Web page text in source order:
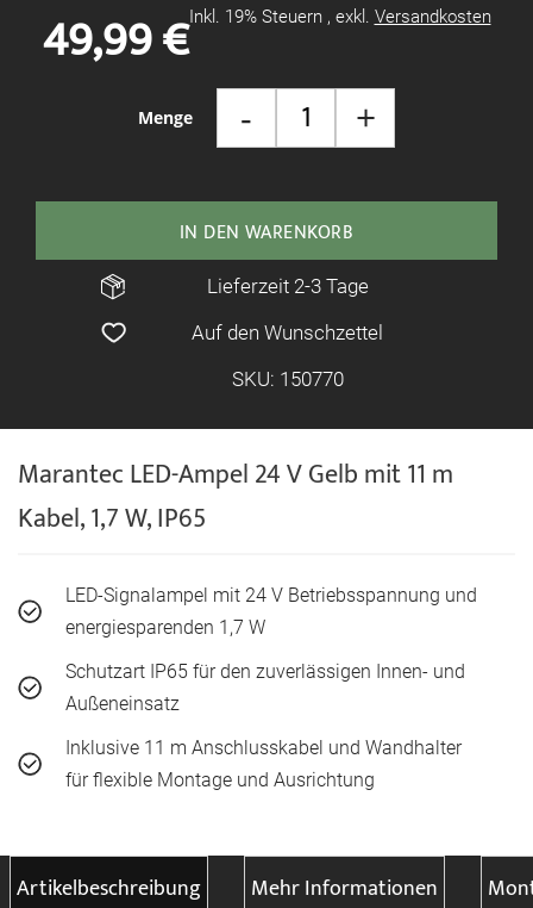
Marantec LED-Ampel 24 V Gelb mit 11 m
Kabel, 1,7 W, IP65
Menge - +
49,99 €Inkl. 19% Steuern , exkl. Versandkosten
IN DEN WARENKORB
Lieferzeit 2-3 Tage
Auf den Wunschzettel
SKU: 150770
LED-Signalampel mit 24 V Betriebsspannung und
energiesparenden 1,7 W
Schutzart IP65 für den zuverlässigen Innen- und
Außeneinsatz
Inklusive 11 m Anschlusskabel und Wandhalter
für flexible Montage und Ausrichtung
springen
Artikelbeschreibung Mehr Informationen